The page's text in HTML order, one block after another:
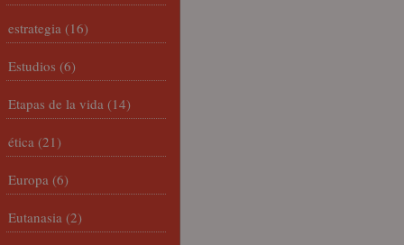
estrategia (16)
Estudios (6)
Etapas de la vida (14)
ética (21)
Europa (6)
Eutanasia (2)